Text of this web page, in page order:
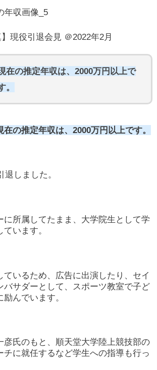
】現役引退会見 ＠2022年2月
在の推定年収は、2000万円以上で
。
の推定年収は、2000万円以上です。
しました。
に所属してたまま、大学院生として学
います。
ているため、広告に出演したり、セイ
バサダーとして、スポーツ教室で子ど
んでいます。
彦氏のもと、順天堂大学陸上競技部の
チに就任するなど学生への指導も行っ